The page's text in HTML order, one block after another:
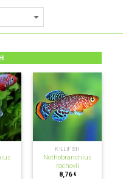
NEMA NA ZALIHI
KILLIFISH
Nothobranchius
rachovii
8,76 €